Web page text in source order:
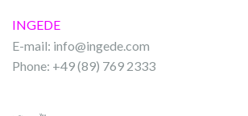
INGEDE
E-mail: info@ingede.com
Phone: +49 (89) 769 2333